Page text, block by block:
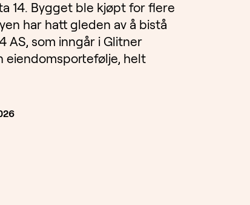
14. Bygget ble kjøpt for flere
har hatt gleden av å bistå
AS, som inngår i Glitner
eiendomsportefølje, helt